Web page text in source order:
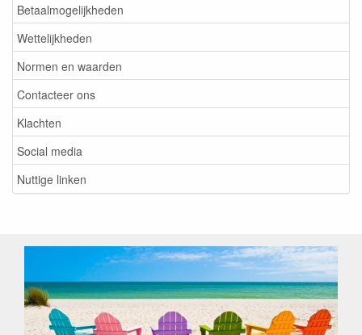
Betaalmogelijkheden
Wettelijkheden
Normen en waarden
Contacteer ons
Klachten
Social media
Nuttige linken